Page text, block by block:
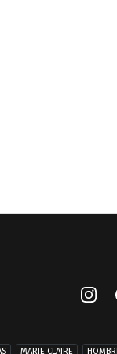
MARIE CLAIRE